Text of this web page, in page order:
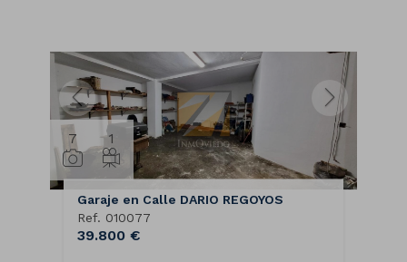
7 1
Garaje en Calle DARIO REGOYOS
Ref. 010077
39.800 €